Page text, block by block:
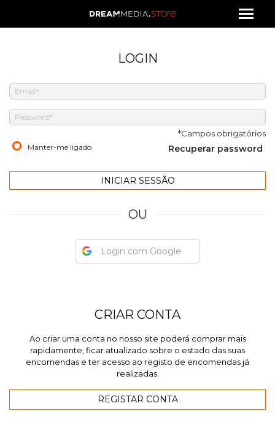
LOGIN
*Campos obrigatórios
Manter-me ligado Recuperar password
OU
Login com Google
CRIAR CONTA
Ao criar uma conta no nosso site poderá comprar mais
rapidamente, ficar atualizado sobre o estado das suas
encomendas e ter acesso ao registo de encomendas já
realizadas.